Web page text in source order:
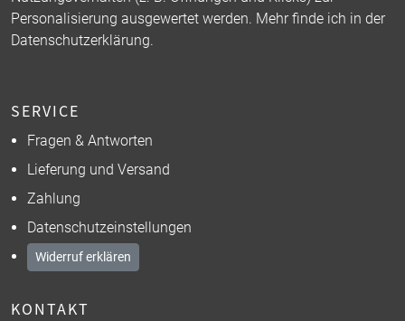
Personalisierung ausgewertet werden. Mehr finde ich in der
Datenschutzerklärung.
SERVICE
Fragen & Antworten
Lieferung und Versand
Zahlung
Datenschutzeinstellungen
Widerruf erklären
KONTAKT